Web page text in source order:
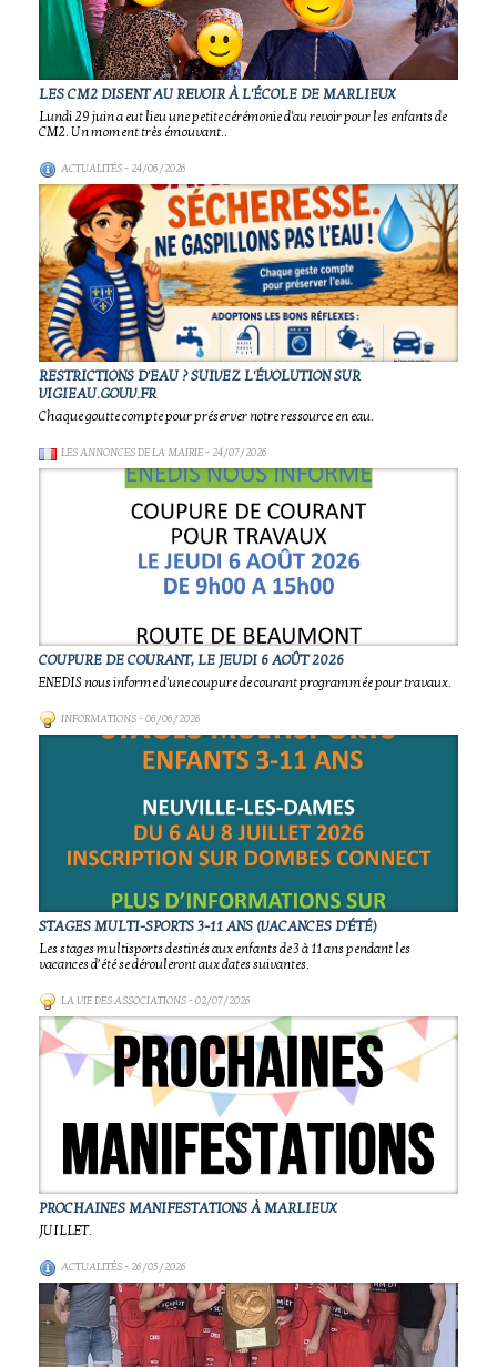
LES CM2 DISENT AU REVOIR À L'ÉCOLE DE MARLIEUX
Lundi 29 juin a eut lieu une petite cérémonie d'au revoir pour les enfants de
CM2. Un moment très émouvant..
ACTUALITÉS- 24/06/2026
RESTRICTIONS D'EAU ? SUIVEZ L'ÉVOLUTION SUR
VIGIEAU.GOUV.FR
Chaque goutte compte pour préserver notre ressource en eau.
LES ANNONCES DE LA MAIRIE- 24/07/2026
COUPURE DE COURANT, LE JEUDI 6 AOÛT 2026
ENEDIS nous informe d'une coupure de courant programmée pour travaux.
INFORMATIONS- 06/06/2026
STAGES MULTI-SPORTS 3-11 ANS (VACANCES D'ÉTÉ)
Les stages multisports destinés aux enfants de 3 à 11 ans pendant les
vacances d’été se dérouleront aux dates suivantes.
LA VIE DES ASSOCIATIONS- 02/07/2026
PROCHAINES MANIFESTATIONS À MARLIEUX
JUILLET.
ACTUALITÉS- 26/05/2026